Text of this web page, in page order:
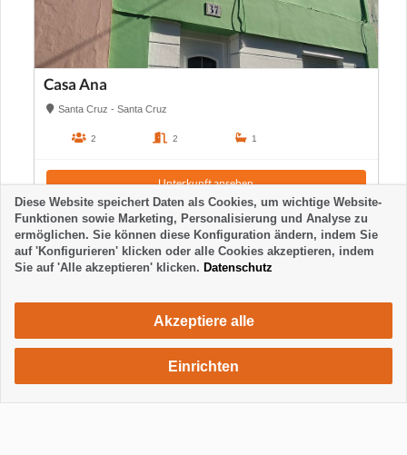
Casa Ana
Santa Cruz - Santa Cruz
2 2 1
Unterkunft ansehen
648 €/ Woche
Diese Website speichert Daten als Cookies, um wichtige Website-
Funktionen sowie Marketing, Personalisierung und Analyse zu
ermöglichen. Sie können diese Konfiguration ändern, indem Sie
auf 'Konfigurieren' klicken oder alle Cookies akzeptieren, indem
Sie auf 'Alle akzeptieren' klicken. Datenschutz
Akzeptiere alle
Einrichten